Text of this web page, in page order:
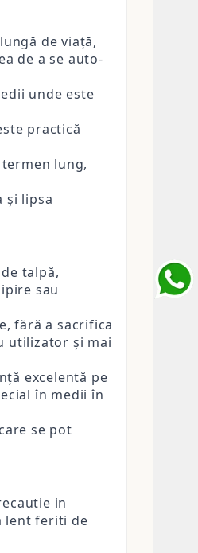
de viață,
de a se auto-
unde este
practică
lung,
și lipsa
talpă,
sau
fără a sacrifica
utilizator și mai
excelentă pe
în medii în
se pot
in
lent feriti de